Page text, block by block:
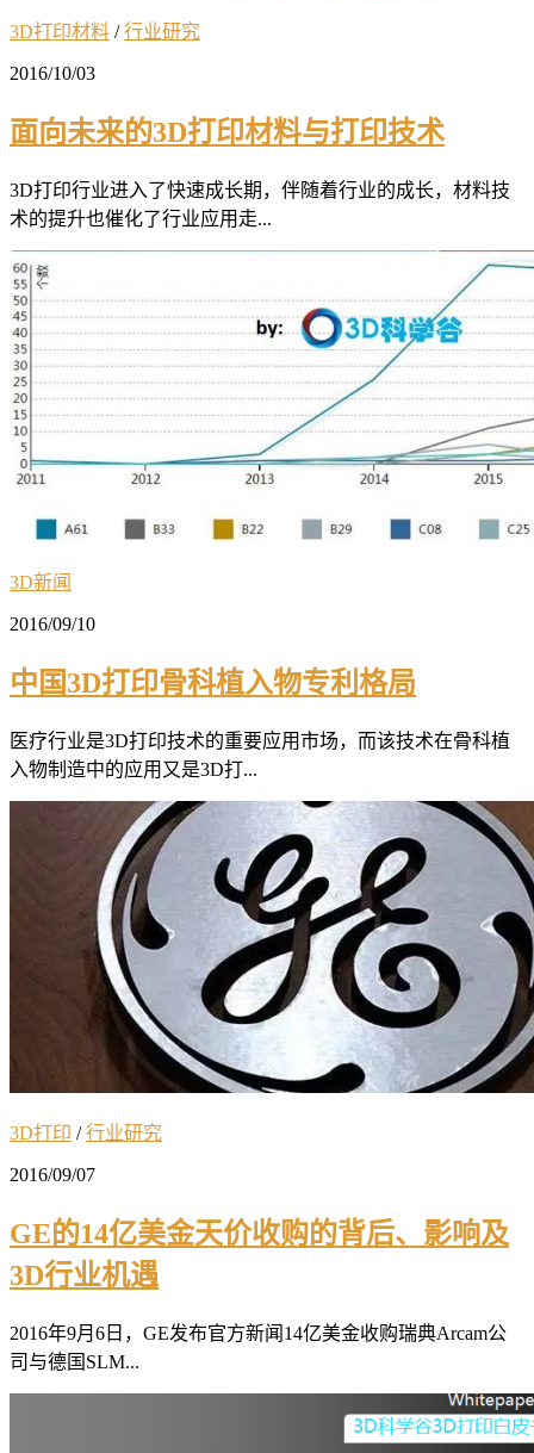
3D打印材料 /行业研究
2016/10/03
面向未来的3D打印材料与打印技术
3D打印行业进入了快速成长期，伴随着行业的成长，材料技
术的提升也催化了行业应用走...
3D新闻
2016/09/10
中国3D打印骨科植入物专利格局
医疗行业是3D打印技术的重要应用市场，而该技术在骨科植
入物制造中的应用又是3D打...
3D打印 /行业研究
2016/09/07
GE的14亿美金天价收购的背后、影响及
3D行业机遇
2016年9月6日，GE发布官方新闻14亿美金收购瑞典Arcam公
司与德国SLM...